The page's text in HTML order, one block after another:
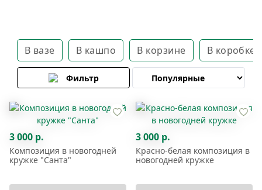
В вазе В кашпо В корзине В коробке
Фильтр
3 000 р.
Композиция в новогодней
кружке "Санта"
3 000 р.
Красно-белая композиция в
новогодней кружке